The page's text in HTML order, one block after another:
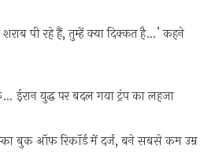
पी रहे हैं, तुम्हें क्या दिक्कत है…’ कहने
ईरान युद्ध पर बदल गया ट्रंप का लहजा
बुक ऑफ रिकॉर्ड में दर्ज, बने सबसे कम उम्र